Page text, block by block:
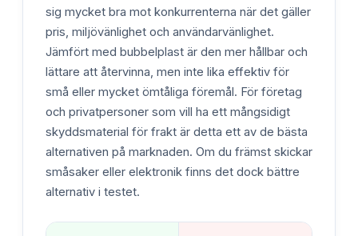
sig mycket bra mot konkurrenterna när det gäller
pris, miljövänlighet och användarvänlighet.
Jämfört med bubbelplast är den mer hållbar och
lättare att återvinna, men inte lika effektiv för
små eller mycket ömtåliga föremål. För företag
och privatpersoner som vill ha ett mångsidigt
skyddsmaterial för frakt är detta ett av de bästa
alternativen på marknaden. Om du främst skickar
småsaker eller elektronik finns det dock bättre
alternativ i testet.